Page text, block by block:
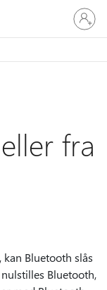
Log
på
din
fra
Bluetooth slås
Bluetooth,